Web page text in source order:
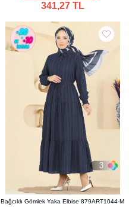
341,27 TL
3
Bağcıklı Gömlek Yaka Elbise 879ART1044-M